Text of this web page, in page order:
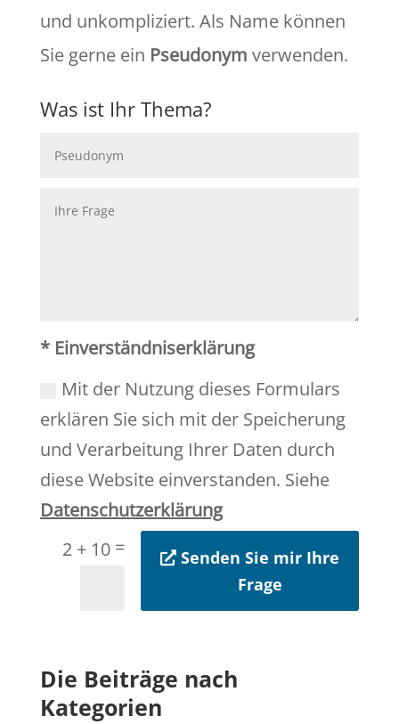
und unkompliziert. Als Name können
Sie gerne ein Pseudonym verwenden.
Was ist Ihr Thema?
* Einverständniserklärung
Mit der Nutzung dieses Formulars
erklären Sie sich mit der Speicherung
und Verarbeitung Ihrer Daten durch
diese Website einverstanden. Siehe
Datenschutzerklärung
2 + 10=
Senden Sie mir Ihre
Frage
Die Beiträge nach
Kategorien